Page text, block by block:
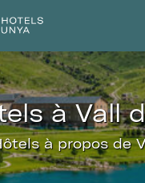
Hôtels
Catalogne
à Vall
à propos de